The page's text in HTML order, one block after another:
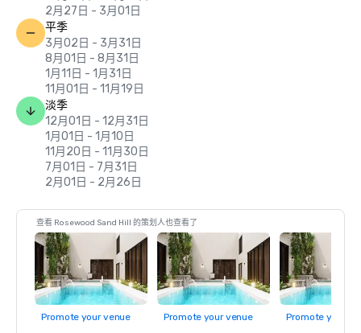
2月27日 - 3月01日
平季
3月02日 - 3月31日
8月01日 - 8月31日
1月11日 - 1月31日
11月01日 - 11月19日
淡季
12月01日 - 12月31日
1月01日 - 1月10日
11月20日 - 11月30日
7月01日 - 7月31日
2月01日 - 2月26日
查看 Rosewood Sand Hill 的策划人也查看了
Promote your venue Promote your venue Promote your